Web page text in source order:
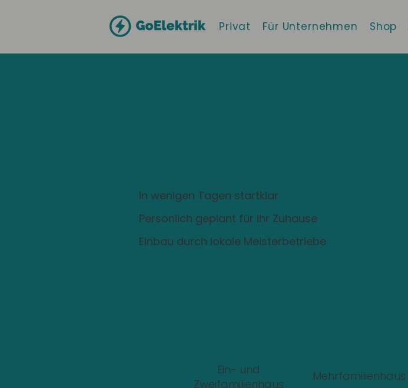
Privat Für Unternehmen Shop
In wenigen Tagen startklar
Persönlich geplant für Ihr Zuhause
Einbau durch lokale Meisterbetriebe
Ein- und
Zweifamilienhaus
Mehrfamilienhaus